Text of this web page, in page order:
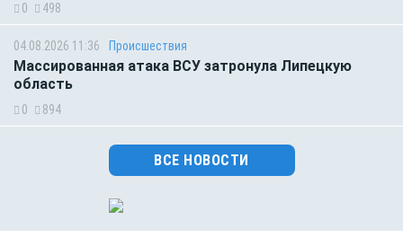
0 498
04.08.2026 11:36 Происшествия
Массированная атака ВСУ затронула Липецкую
область
0 894
ВСЕ НОВОСТИ